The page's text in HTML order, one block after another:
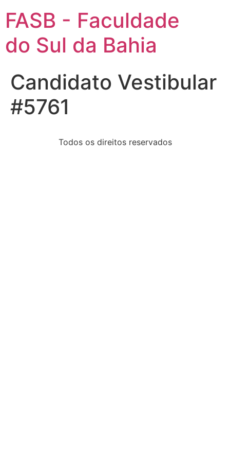
FASB - Faculdade
do Sul da Bahia
Candidato Vestibular
#5761
Todos os direitos reservados